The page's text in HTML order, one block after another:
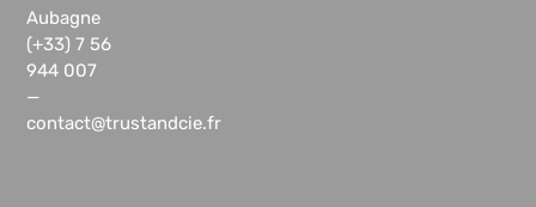
Aubagne
(+33) 7 56
944 007
—
contact@trustandcie.fr